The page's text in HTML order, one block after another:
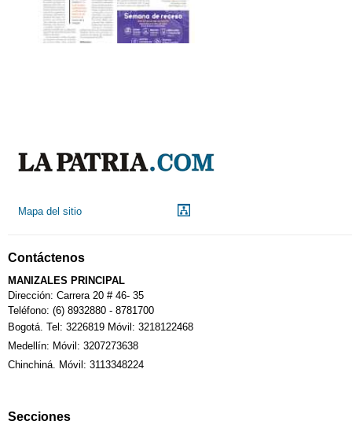
Mapa del sitio
Contáctenos
MANIZALES PRINCIPAL
Dirección: Carrera 20 # 46- 35
Teléfono: (6) 8932880 - 8781700
Bogotá. Tel: 3226819 Móvil: 3218122468
Medellín: Móvil: 3207273638
Chinchiná. Móvil: 3113348224
Secciones